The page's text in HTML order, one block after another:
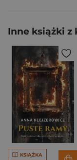
Inne książki z
KSIĄŻKA